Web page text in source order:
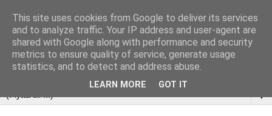
▼
This site uses cookies from Google to deliver its services
and to analyze traffic. Your IP address and user-agent are
shared with Google along with performance and security
metrics to ensure quality of service, generate usage
statistics, and to detect and address abuse.
LEARN MORE GOT IT